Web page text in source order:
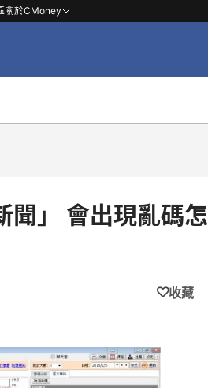
關於CMoney
」 會出現亂碼怎
收藏